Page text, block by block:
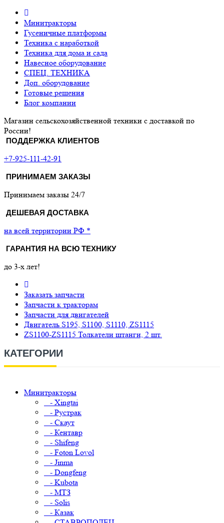
Минитракторы
Гусеничные платформы
Техника с наработкой
Техника для дома и сада
Навесное оборудование
СПЕЦ. ТЕХНИКА
Доп. оборудование
Готовые решения
Блог компании
Магазин сельскохозяйственной техники с доставкой по
России!
ПОДДЕРЖКА КЛИЕНТОВ
+7-925-111-42-91
ПРИНИМАЕМ ЗАКАЗЫ
Принимаем заказы 24/7
ДЕШЕВАЯ ДОСТАВКА
на всей территории РФ *
ГАРАНТИЯ НА ВСЮ ТЕХНИКУ
до 3-х лет!
Заказать запчасти
Запчасти к тракторам
Запчасти для двигателей
Двигатель S195, S1100, S1110, ZS1115
ZS1100-ZS1115 Толкатели штанги, 2 шт.
КАТЕГОРИИ
Минитракторы
- Xingtai
- Рустрак
- Скаут
- Кентавр
- Shifeng
- Foton Lovol
- Jinma
- Dongfeng
- Kubota
- МТЗ
- Solis
- Казак